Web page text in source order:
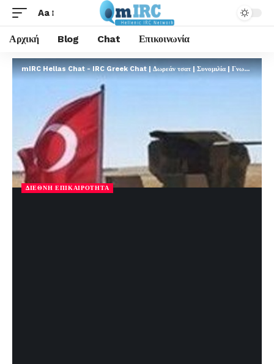
Aa
Αρχική Blog Chat Επικοινωνία
mIRC Hellas Chat - IRC Greek Chat | Δωρεάν τσατ | Συνομιλία | Γνωριμίες | FREE
ΔΙΕΘΝΉ ΕΠΙΚΑΙΡΌΤΗΤΑ